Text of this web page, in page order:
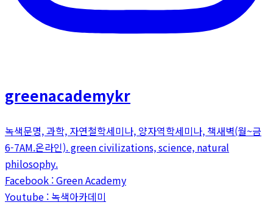
greenacademykr
녹색문명, 과학, 자연철학세미나, 양자역학세미나, 책새벽(월~금
6-7AM.온라인). green civilizations, science, natural
philosophy.
Facebook : Green Academy
Youtube : 녹색아카데미